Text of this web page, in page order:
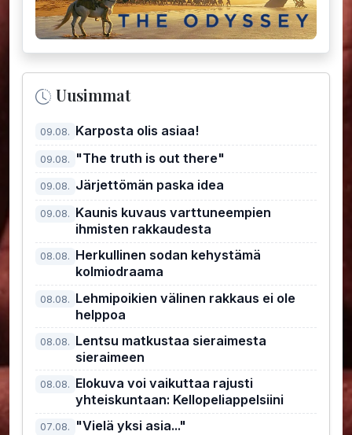
Uusimmat
09.08. Karposta olis asiaa!
09.08. "The truth is out there"
09.08. Järjettömän paska idea
09.08. Kaunis kuvaus varttuneempien
ihmisten rakkaudesta
08.08. Herkullinen sodan kehystämä
kolmiodraama
08.08. Lehmipoikien välinen rakkaus ei ole
helppoa
08.08. Lentsu matkustaa sieraimesta
sieraimeen
08.08. Elokuva voi vaikuttaa rajusti
yhteiskuntaan: Kellopeliappelsiini
07.08. "Vielä yksi asia..."